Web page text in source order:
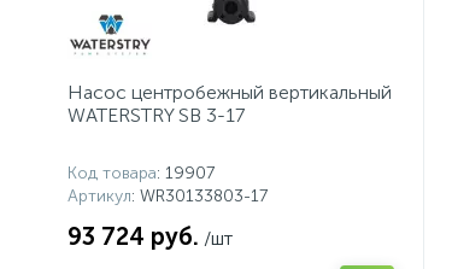
Насос центробежный вертикальный
WATERSTRY SB 3-17
Код товара: 19907
Артикул: WR30133803-17
93 724 руб. /шт